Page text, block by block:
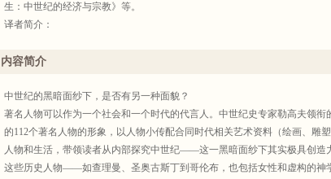
生：中世纪的经济与宗教》等。
译者简介：
《西方儿童史》《西方青年史》《档案之魅》《法国大革命批判辞典2•人物
内容简介
中世纪的黑暗面纱下，是否有另一种面貌？
著名人物可以作为一个社会和一个时代的代言人。中世纪史专家勒高夫领
的112个著名人物的形象，以人物小传配合同时代相关艺术资料（绘画、雕
人物和生活，带领读者从内部探究中世纪——这一黑暗面纱下其实极具创造
这些历史人物——如查理曼、圣奥古斯丁到哥伦布，也包括女性和虚构的神